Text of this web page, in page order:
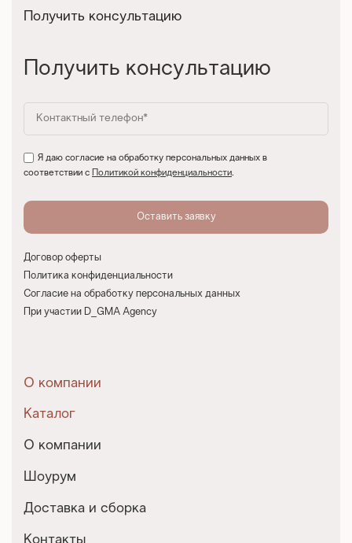
Получить консультацию
Получить консультацию
Я даю согласие на обработку персональных данных в
соответствии с
Политикой конфиденциальности.
Договор оферты
Политика конфиденциальности
Согласие на обработку персональных данных
При участии D_GMA Agency
О компании
Каталог
О компании
Шоурум
Доставка и сборка
Контакты